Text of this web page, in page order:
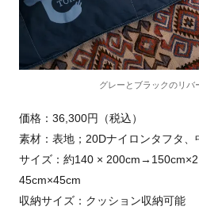
グレーとブラックのリバ
価格：36,300円（税込）
素材：表地；20Dナイロンタフタ、
サイズ：約140 ×
45cm×45cm
収納サイズ：クッション収納可能